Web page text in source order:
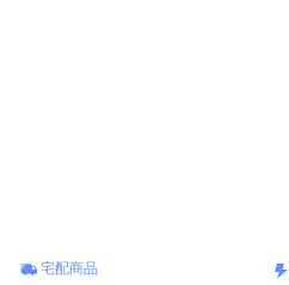
宅配商品